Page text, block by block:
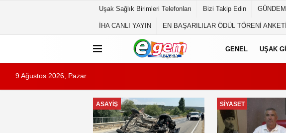
Uşak Sağlık Birimleri Telefonları Bizi Takip Edin
İHA CANLI YAYIN EN BAŞARILILAR ÖDÜL TÖRENİ ANKETİ
GENEL UŞAK
9 Ağustos 2026, Pazar
EĞITIM GENEL